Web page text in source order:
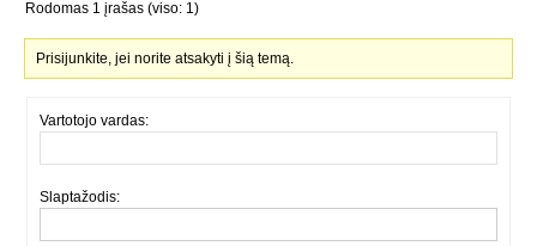
Rodomas 1 įrašas (viso: 1)
Prisijunkite, jei norite atsakyti į šią temą.
Vartotojo vardas:
Slaptažodis: